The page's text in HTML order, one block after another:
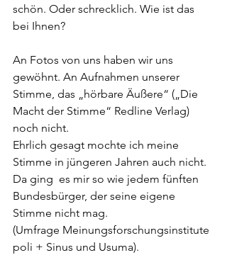
schön. Oder schrecklich. Wie ist das
bei Ihnen?
An Fotos von uns haben wir uns
gewöhnt. An Aufnahmen unserer
Stimme, das „hörbare Äußere“ („Die
Macht der Stimme“ Redline Verlag)
noch nicht.
Ehrlich gesagt mochte ich meine
Stimme in jüngeren Jahren auch nicht.
Da ging  es mir so wie jedem fünften
Bundesbürger, der seine eigene
Stimme nicht mag.
(Umfrage Meinungsforschungsinstitute
poli + Sinus und Usuma).